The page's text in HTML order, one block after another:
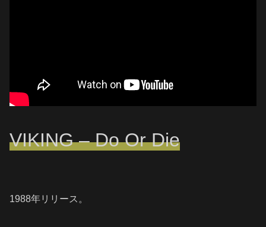
VIKING – Do Or Die
1988年リリース。